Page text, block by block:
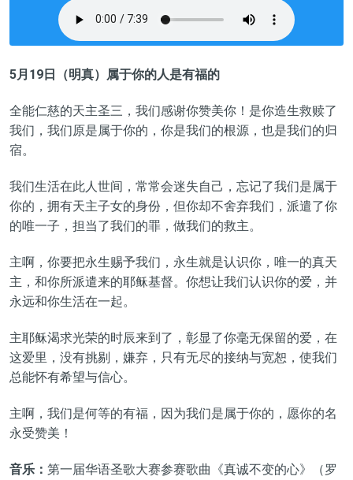
5月19日（明真） 属于你的人是有福的
全能仁慈的天主圣三，我们感谢你赞美你！是你造生救赎了
我们，我们原是属于你的，你是我们的根源，也是我们的归
宿。
我们生活在此人世间，常常会迷失自己， 忘记了我们是属于
你的， 拥有天主子女的身份，但你却不舍弃我们，派遣了你
的唯一子，担当了我们的罪，做我们的救主。
主啊，你要把永生赐予我们，永生就是认识你，唯一的真天
主，和你所派遣来的耶稣基督。你想让我们认识你的爱，并
永远和你生活在一起。
主耶稣渴求光荣的时辰来到了 ，彰显了你毫无保留的爱，在
这爱里，没有挑剔，嫌弃，只有无尽的接纳与宽恕，使我们
总能怀有希望与信心。
主啊，我们是何等的有福，因为我们是属于你的，愿你的名
永受赞美！
音乐： 第一届华语圣歌大赛参赛歌曲《真诚不变的心》（罗